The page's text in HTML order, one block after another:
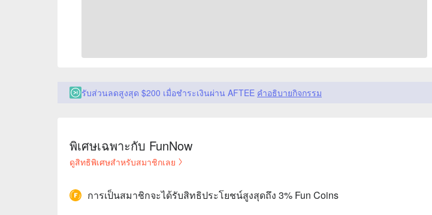
รับส่วนลดสูงสุด $200 เมื่อชำระเงินผ่าน AFTEE คำอธิบายกิจกรรม
พิเศษเฉพาะกับ FunNow
ดูสิทธิพิเศษสำหรับสมาชิกเลย
การเป็นสมาชิกจะได้รับสิทธิประโยชน์สูงสุดถึง 3% Fun Coins